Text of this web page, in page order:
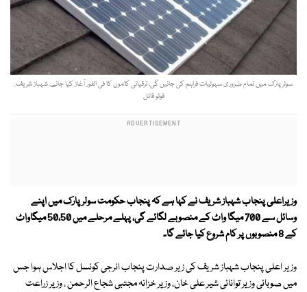
سولر پارک میں تمام ضروری سہولیات فراہم کی جائیں گی، ترقیاتی کاموں کا فی الفور آغاز کیا جائے، شہباز شریف.
فوٹو فائل
وزیراعلی پنجاب شہباز شریف نے کہا ہے کہ پنجاب حکومت سولر پارک میں اپنے
وسائل سے 700 میگا واٹ کے منصوبے لگائے گی، پہلے مرحلے میں 50،50 میگاواٹ
کے 8 منصوبوں پر کام شروع کیا جائے گا۔
وزیر اعلی پنجاب شہباز شریف کی زیر صدارت پنجاب انرجی کونسل کا اجلاس ہوا جس
میں صوبائی وزیر توانائی شیر علی خان، وزیر خزانہ مجتبی شجاع الرحمن ، وزیر زراعت